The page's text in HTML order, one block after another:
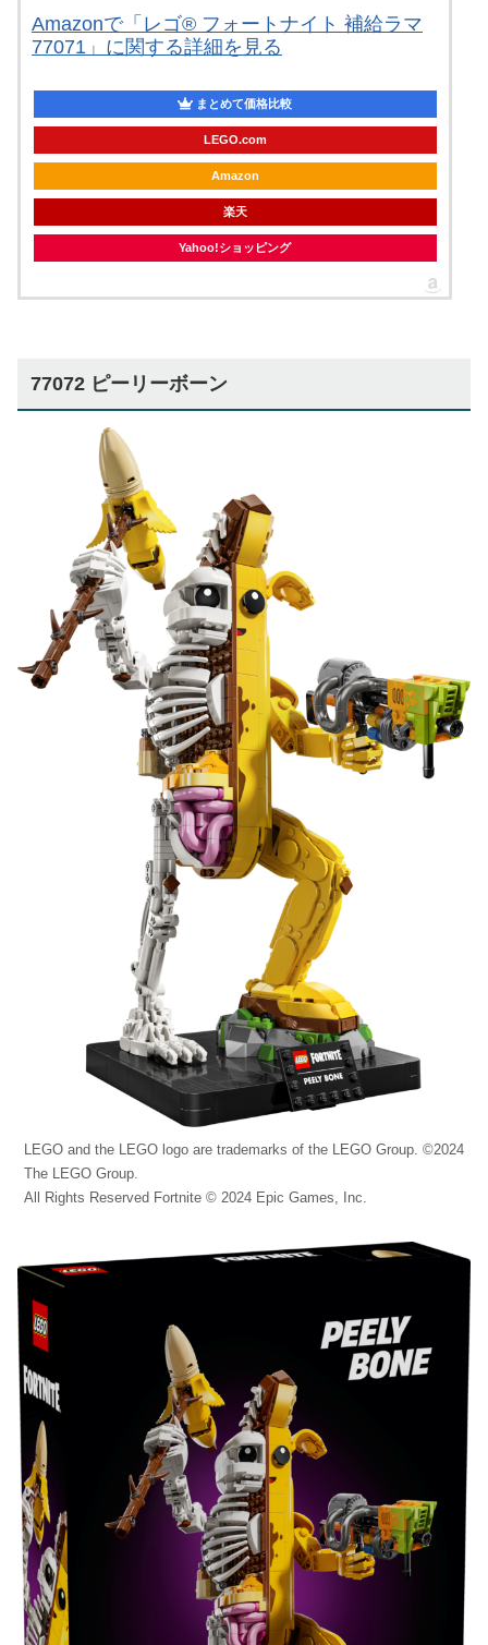
Amazonで「レゴ® フォートナイト 補給ラマ
77071」に関する詳細を見る
まとめて価格比較
LEGO.com
Amazon
楽天
Yahoo!ショッピング
77072 ピーリーボーン
LEGO and the LEGO logo are trademarks of the LEGO Group. ©2024
The LEGO Group.
All Rights Reserved Fortnite © 2024 Epic Games, Inc.